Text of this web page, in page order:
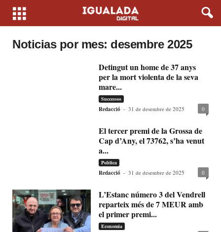
Noticias por mes: desembre 2025
Detingut un home de 37 anys
per la mort violenta de la seva
mare...
Successos
Redacció - 31 de desembre de 2025 0
El tercer premi de la Grossa de
Cap d’Any, el 73762, s’ha venut
a...
Política
Redacció - 31 de desembre de 2025 0
L’Estanc número 3 del Vendrell
reparteix més de 7 MEUR amb
el primer premi...
Economia